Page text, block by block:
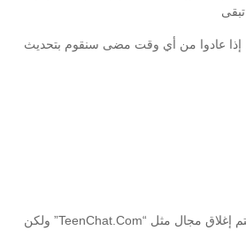
إذا عادوا من أي وقت مضى سنقوم بتحديث
من الصعب تصديق أنه سيتم إغلاق مجال مثل “TeenChat.Com” ولكن